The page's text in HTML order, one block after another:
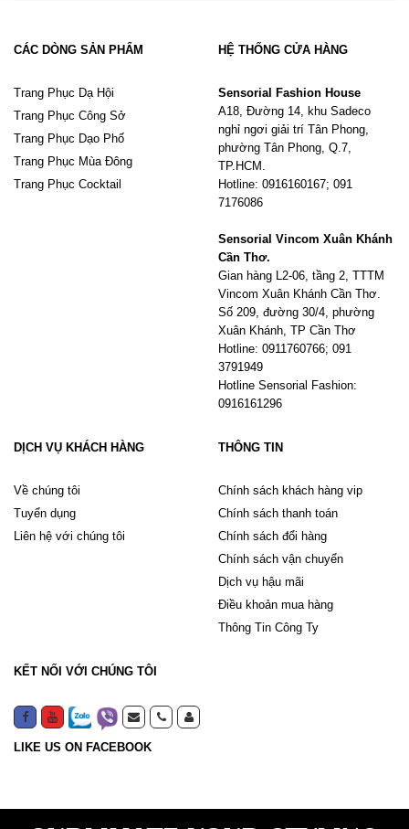
CÁC DÒNG SẢN PHẨM
Trang Phục Dạ Hội
Trang Phục Công Sở
Trang Phục Dạo Phố
Trang Phục Mùa Đông
Trang Phục Cocktail
HỆ THỐNG CỬA HÀNG
Sensorial Fashion House
A18, Đường 14, khu Sadeco
nghỉ ngơi giải trí Tân Phong,
phường Tân Phong, Q.7,
TP.HCM.
Hotline: 0916160167; 091
7176086
Sensorial Vincom Xuân Khánh
Cần Thơ.
Gian hàng L2-06, tầng 2, TTTM
Vincom Xuân Khánh Cần Thơ.
Số 209, đường 30/4, phường
Xuân Khánh, TP Cần Thơ
Hotline: 0911760766; 091
3791949
Hotline Sensorial Fashion:
0916161296
DỊCH VỤ KHÁCH HÀNG
Về chúng tôi
Tuyển dụng
Liên hệ với chúng tôi
THÔNG TIN
Chính sách khách hàng vip
Chính sách thanh toán
Chính sách đổi hàng
Chính sách vận chuyển
Dịch vụ hậu mãi
Điều khoản mua hàng
Thông Tin Công Ty
KẾT NỐI VỚI CHÚNG TÔI
LIKE US ON FACEBOOK